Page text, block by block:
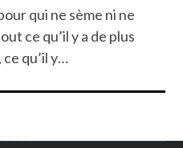
qui ne sème ni ne
ce qu’il y a de plus
ce qu’il y…